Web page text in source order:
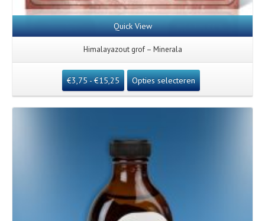
Quick View
Himalayazout grof – Minerala
€3,75- €15,25 Opties selecteren
Details